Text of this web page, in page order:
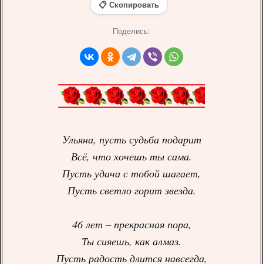
📋 Скопировать
Поделись:
Ульяна, пусть судьба подарит
Всё, что хочешь ты сама.
Пусть удача с тобой шагает,
Пусть светло горит звезда.
46 лет – прекрасная пора,
Ты сияешь, как алмаз.
Пусть радость длится навсегда,